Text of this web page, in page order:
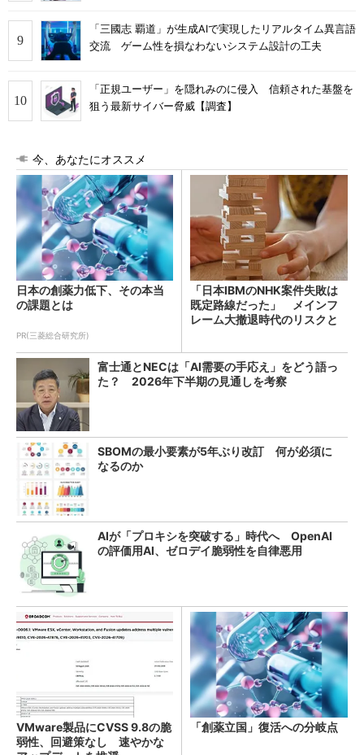
「三國志 覇道」が生成AIで実現したリアルタイム異言語
交流 ゲーム性を損なわないシステム設計の工夫
「正規ユーザー」を隠れみのに侵入 信頼された基盤を
狙う最新サイバー脅威【調査】
今、あなたにオススメ
日本の創薬力低下、その本当
の課題とは
PR(三菱総合研究所)
「日本IBMのNHK案件失敗は
既定路線だった」 メインフ
レーム大撤退時代のリスクと
富士通とNECは「AI需要の手応え」をどう語っ
た？ 2026年下半期の見通しを考察
SBOMの最小要素が5年ぶり改訂 何が必須に
なるのか
AIが「プロキシを突破する」時代へ OpenAI
の評価用AI、ゼロデイ脆弱性を自律悪用
VMware製品にCVSS 9.8の脆
弱性、回避策なし 速やかな
「創薬立国」復活への分岐点